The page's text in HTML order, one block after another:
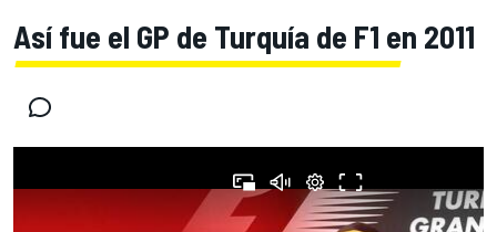
Así fue el GP de Turquía de F1 en 2011